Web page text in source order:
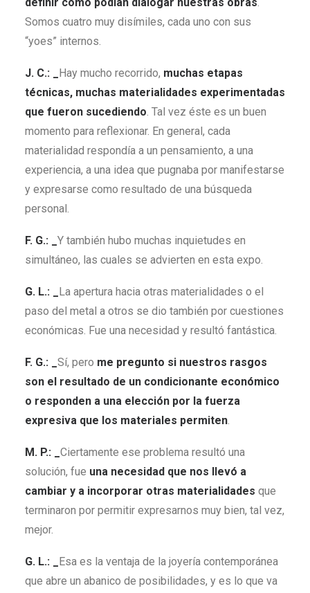
Somos cuatro muy disímiles, cada uno con sus
“yoes” internos.
J. C.: _ Hay mucho recorrido, muchas etapas
técnicas, muchas materialidades experimentadas
que fueron sucediendo. Tal vez éste es un buen
momento para reflexionar. En general, cada
materialidad respondía a un pensamiento, a una
experiencia, a una idea que pugnaba por manifestarse
y expresarse como resultado de una búsqueda
personal.
F. G.: _ Y también hubo muchas inquietudes en
simultáneo, las cuales se advierten en esta expo.
G. L.: _ La apertura hacia otras materialidades o el
paso del metal a otros se dio también por cuestiones
económicas. Fue una necesidad y resultó fantástica.
F. G.: _ Sí, pero me pregunto si nuestros rasgos
son el resultado de un condicionante económico
o responden a una elección por la fuerza
expresiva que los materiales permiten.
M. P.: _ Ciertamente ese problema resultó una
solución, fue una necesidad que nos llevó a
cambiar y a incorporar otras materialidades que
terminaron por permitir expresarnos muy bien, tal vez,
mejor.
G. L.: _ Esa es la ventaja de la joyería contemporánea
que abre un abanico de posibilidades, y es lo que va